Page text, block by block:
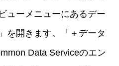
ューメニューにあるデー
を開きます。「＋データ
Data Serviceのエン